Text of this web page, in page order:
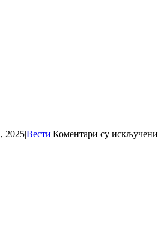
2025|Вести|Коментари су искључени